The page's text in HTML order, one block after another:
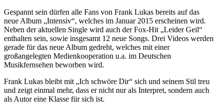
Gespannt sein dürfen alle Fans von Frank Lukas bereits auf das
neue Album „Intensiv“, welches im Januar 2015 erscheinen wird.
Neben der aktuellen Single wird auch der Fox-Hit „Leider Geil“
enthalten sein, sowie insgesamt 12 neue Songs. Drei Videos werden
gerade für das neue Album gedreht, welches mit einer
großangelegten Medienkooperation u.a. im Deutschen
Musikfernsehen beworben wird.
Frank Lukas bleibt mit „Ich schwöre Dir“ sich und seinem Stil treu
und zeigt einmal mehr, dass er nicht nur als Interpret, sondern auch
als Autor eine Klasse für sich ist.